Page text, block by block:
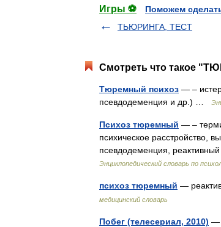
Игры ⚽
Поможем
ТЬЮРИНГА, ТЕСТ
Смотреть что такое
Тюремный психоз — –
псевдодеменция и др.) …
Психоз тюремный — –
психическое расстройство,
псевдодеменция,
Энциклопедический словарь по
психоз тюремный —
медицинский словарь
Побег (телесериал, 2010) —